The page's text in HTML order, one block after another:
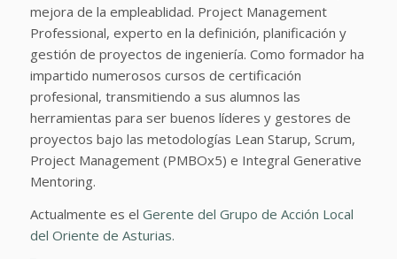
mejora de la empleablidad. Project Management
Professional, experto en la definición, planificación y
gestión de proyectos de ingeniería. Como formador ha
impartido numerosos cursos de certificación
profesional, transmitiendo a sus alumnos las
herramientas para ser buenos líderes y gestores de
proyectos bajo las metodologías Lean Starup, Scrum,
Project Management (PMBOx5) e Integral Generative
Mentoring.
Actualmente es el Gerente del Grupo de Acción Local
del Oriente de Asturias.